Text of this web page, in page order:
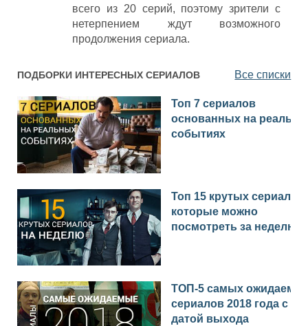
всего из 20 серий, поэтому зрители с
нетерпением ждут возможного
продолжения сериала.
ПОДБОРКИ ИНТЕРЕСНЫХ СЕРИАЛОВ Все списки
Топ 7 сериалов
основанных на
событиях
Топ 15 крутых сериалов,
которые можно
посмотреть за неделю
ТОП-5 самых
сериалов 2018 года с
датой выхода